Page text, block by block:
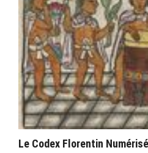
Le Codex Florentin